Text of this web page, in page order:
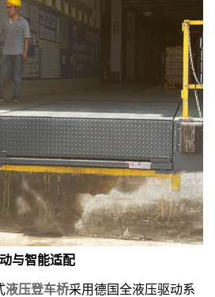
与智能适配
液压登车桥采用德国全液压驱动系